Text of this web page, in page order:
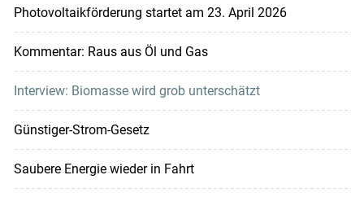
Photovoltaikförderung startet am 23. April 2026
Kommentar: Raus aus Öl und Gas
Interview: Biomasse wird grob unterschätzt
Günstiger-Strom-Gesetz
Saubere Energie wieder in Fahrt